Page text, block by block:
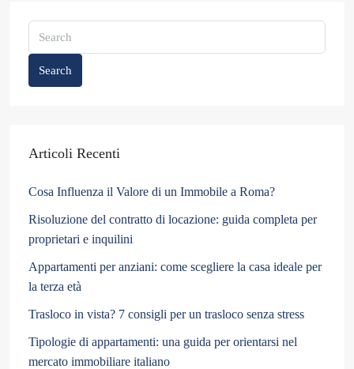
Search
Articoli Recenti
Cosa Influenza il Valore di un Immobile a Roma?
Risoluzione del contratto di locazione: guida completa per
proprietari e inquilini
Appartamenti per anziani: come scegliere la casa ideale per
la terza età
Trasloco in vista? 7 consigli per un trasloco senza stress
Tipologie di appartamenti: una guida per orientarsi nel
mercato immobiliare italiano